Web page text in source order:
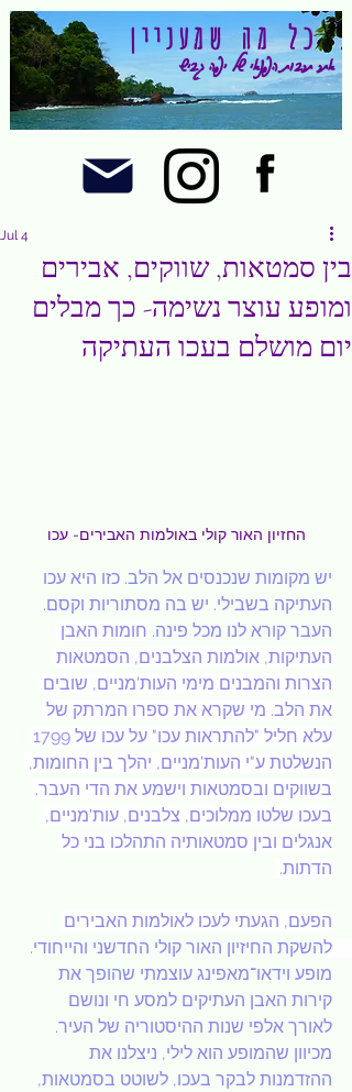
אתר תרבות הפנאי של יפה גביש
כל מה שמעניין
בין סמטאות, שווקים, אבירים
ומופע עוצר נשימה- כך מבלים
יום מושלם בעכו העתיקה
Jul 4
החזיון האור קולי באולמות האבירים- עכו
יש מקומות שנכנסים אל הלב. כזו היא עכו
העתיקה בשבילי. יש בה מסתוריות וקסם.
העבר קורא לנו מכל פינה. חומות האבן
העתיקות, אולמות הצלבנים, הסמטאות
הצרות והמבנים מימי העות'מניים, שובים
את הלב. מי שקרא את ספרו המרתק של
הנשלטת ע"י העות'מניים, יהלך בין החומות,
בשווקים ובסמטאות וישמע את הדי העבר.
בעכו שלטו ממלוכים, צלבנים, עות'מניים,
אנגלים ובין סמטאותיה התהלכו בני כל
הדתות.
הפעם, הגעתי לעכו לאולמות האבירים
להשקת החיזיון האור קולי החדשני והייחודי.
מופע וידאו־מאפינג עוצמתי שהופך את
קירות האבן העתיקים למסע חי ונושם
לאורך אלפי שנות ההיסטוריה של העיר.
מכיוון שהמופע הוא לילי, ניצלנו את
ההזדמנות לבקר בעכו, לשוטט בסמטאות,